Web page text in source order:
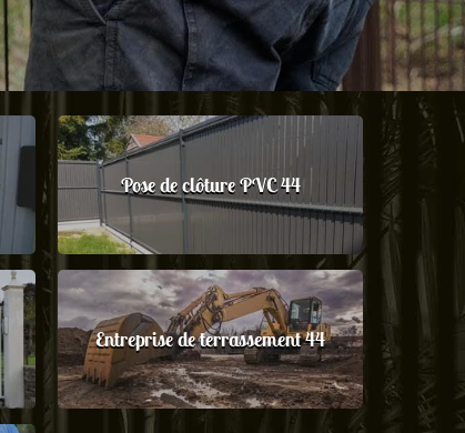
Pose de clôture PVC 44
Entreprise de terrassement 44